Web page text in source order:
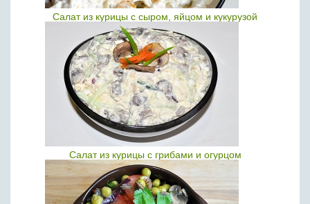
Салат из курицы с сыром, яйцом и кукурузой
Салат из курицы с грибами и огурцом